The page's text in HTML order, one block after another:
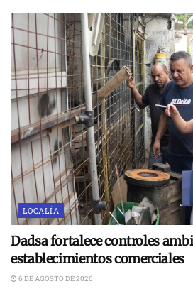
LOCALÍA
Dadsa fortalece controles
establecimientos comerciales
6 DE AGOSTO DE 2026